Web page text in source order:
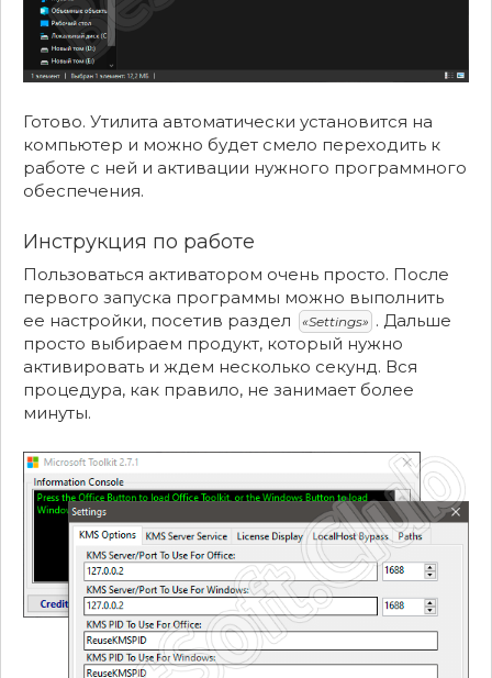
Готово. Утилита автоматически установится на
компьютер и можно будет смело переходить к
работе с ней и активации нужного программного
обеспечения.
Инструкция по работе
Пользоваться активатором очень просто. После
первого запуска программы можно выполнить
ее настройки, посетив раздел
«Settings» . Дальше
просто выбираем продукт, который нужно
активировать и ждем несколько секунд. Вся
процедура, как правило, не занимает более
минуты.